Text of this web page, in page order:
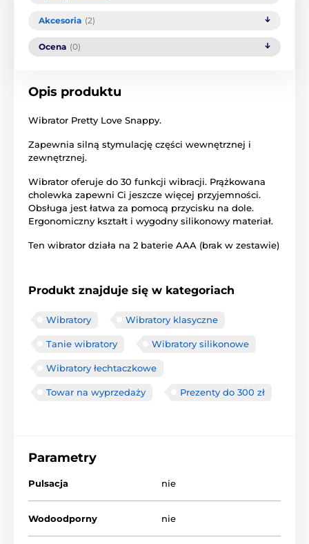
Akcesoria (2)
Ocena (0)
Opis produktu
Wibrator Pretty Love Snappy.
Zapewnia silną stymulację części wewnętrznej i
zewnętrznej.
Wibrator oferuje do 30 funkcji wibracji. Prążkowana
cholewka zapewni Ci jeszcze więcej przyjemności.
Obsługa jest łatwa za pomocą przycisku na dole.
Ergonomiczny kształt i wygodny silikonowy materiał.
Ten wibrator działa na 2 baterie AAA (brak w zestawie)
Produkt znajduje się w kategoriach
Wibratory Wibratory klasyczne
Tanie wibratory Wibratory silikonowe
Wibratory łechtaczkowe
Towar na wyprzedaży Prezenty do 300 zł
Parametry
Pulsacja nie
Wodoodporny nie